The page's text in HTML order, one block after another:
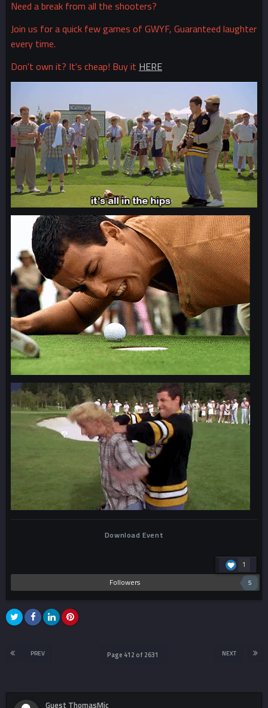
Need a break from all the shooters?
Join us for a quick few games of GWYF, Guaranteed laughter
every time.
Don't own it? It's cheap! Buy it HERE
1
Download Event
Followers 5
PREV NEXT
Page 412 of 2631
Guest ThomasMic